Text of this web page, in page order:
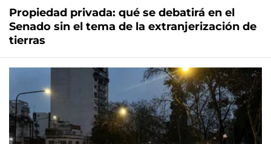
Propiedad privada: qué se debatirá en el
Senado sin el tema de la extranjerización de
tierras